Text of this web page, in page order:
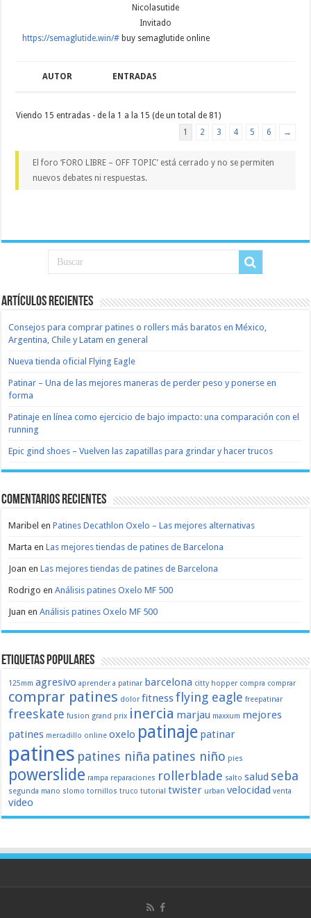
Nicolasutide
Invitado
https://semaglutide.win/# buy semaglutide online
AUTOR ENTRADAS
Viendo 15 entradas - de la 1 a la 15 (de un total de 81)
1
2 3 4 5 6 →
El foro ‘FORO LIBRE – OFF TOPIC’ está cerrado y no se permiten
nuevos debates ni respuestas.
Artículos recientes
Consejos para comprar patines o rollers más baratos en México,
Argentina, Chile y Latam en general
Nueva tienda oficial Flying Eagle
Patinar – Una de las mejores maneras de perder peso y ponerse en
forma
Patinaje en línea como ejercicio de bajo impacto: una comparación con el
running
Epic gind shoes – Vuelven las zapatillas para grindar y hacer trucos
Comentarios recientes
Maribel enPatines Decathlon Oxelo – Las mejores alternativas
Marta enLas mejores tiendas de patines de Barcelona
Joan enLas mejores tiendas de patines de Barcelona
Rodrigo enAnálisis patines Oxelo MF 500
Juan enAnálisis patines Oxelo MF 500
Etiquetas populares
125mm agresivo aprender a patinar barcelona citty hopper compra comprar
comprar patines dolor fitnessflying eagle freepatinar
freeskate fusion grand prix inercia marjau maxxum mejores
patines mercadillo online oxelo patinaje patinar
patines patines niña patines niño pies
powerslide rampa reparaciones rollerblade salto salud seba
segunda mano slomo tornillos truco tutorial twister urban velocidad venta
video